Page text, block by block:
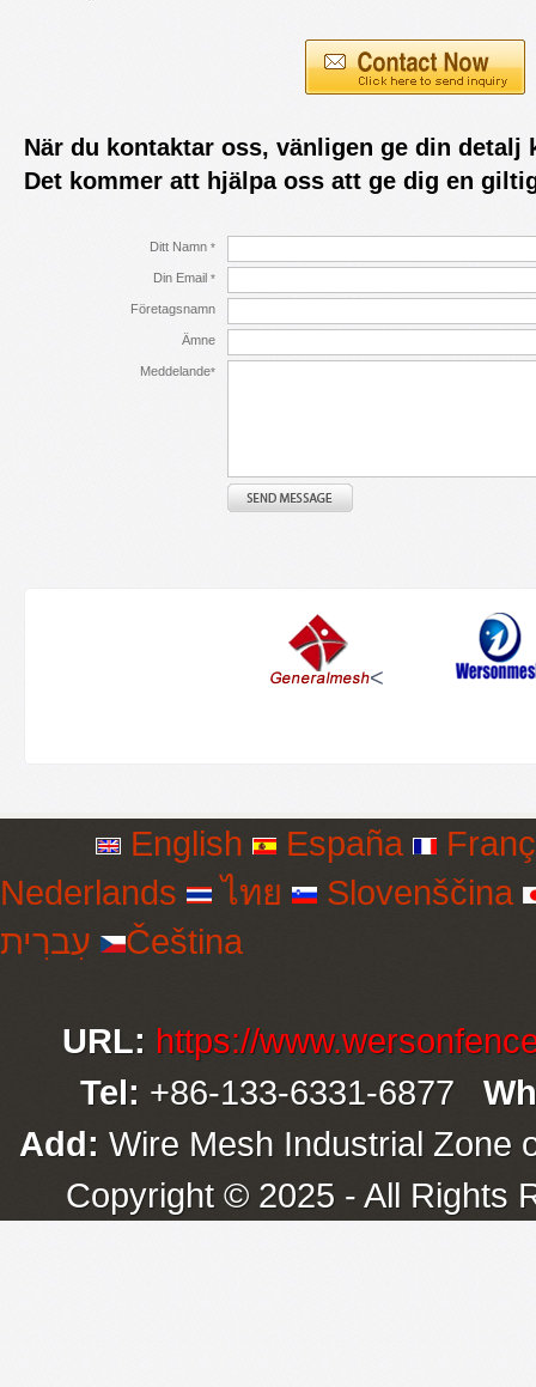
När du kontaktar oss, vänligen ge din detalj
Det kommer att hjälpa oss att ge dig en
Ditt Namn *
Din Email *
Företagsnamn
Ämne
Meddelande*
<
English España
Nederlands
ไทย
Slovenščina
עִברִית
Čeština
URL: https://
Tel: +86-133-6331-6877
Add: Wire Mesh Industrial Zone
Copyright © 2025 - All Rights